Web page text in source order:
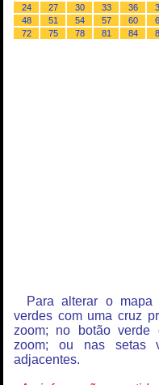
24
27 30 33 36
48
51 54 57 60
72
75 78 81 84
Para alterar o
verdes com uma cruz
zoom; no botão verde
zoom; ou nas setas
adjacentes.